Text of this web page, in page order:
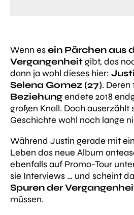
Wenn esein Pärchen aus
Vergangenheitgibt, das
dann ja wohl dieses hier:
Selena Gomez (27). Deren
Beziehungendete 2018
großen Knall. Doch auserzählt
Geschichte wohl noch lange
Während Justin gerade mit
Leben das neue Album
ebenfalls auf Promo-Tour
sie Interviews … und scheint
Spuren der
müssen.